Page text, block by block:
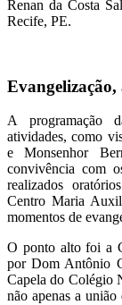
Renan da Costa
Recife, PE.
A programação
atividades, como
e Monsenhor
convivência com
realizados
Centro Maria
momentos de
O ponto alto foi a
por Dom Antônio
Capela do Colégio
não apenas a